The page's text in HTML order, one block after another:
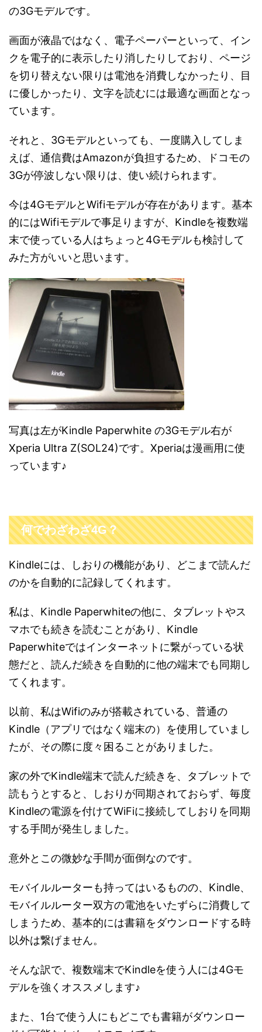
の3Gモデルです。
画面が液晶ではなく、電子ペーパーといって、イン
クを電子的に表示したり消したりしており、ページ
を切り替えない限りは電池を消費しなかったり、目
に優しかったり、文字を読むには最適な画面となっ
ています。
それと、3Gモデルといっても、一度購入してしま
えば、通信費はAmazonが負担するため、ドコモの
3Gが停波しない限りは、使い続けられます。
今は4GモデルとWifiモデルが存在があります。基本
的にはWifiモデルで事足りますが、Kindleを複数端
末で使っている人はちょっと4Gモデルも検討して
みた方がいいと思います。
写真は左がKindle Paperwhite の3Gモデル右が
Xperia Ultra Z(SOL24)です。Xperiaは漫画用に使
っています♪
何でわざわざ4G？
Kindleには、しおりの機能があり、どこまで読んだ
のかを自動的に記録してくれます。
私は、Kindle Paperwhiteの他に、タブレットやス
マホでも続きを読むことがあり、Kindle
Paperwhiteではインターネットに繋がっている状
態だと、読んだ続きを自動的に他の端末でも同期し
てくれます。
以前、私はWifiのみが搭載されている、普通の
Kindle（アプリではなく端末の）を使用していまし
たが、その際に度々困ることがありました。
家の外でKindle端末で読んだ続きを、タブレットで
読もうとすると、しおりが同期されておらず、毎度
Kindleの電源を付けてWiFiに接続してしおりを同期
する手間が発生しました。
意外とこの微妙な手間が面倒なのです。
モバイルルーターも持ってはいるものの、Kindle、
モバイルルーター双方の電池をいたずらに消費して
しまうため、基本的には書籍をダウンロードする時
以外は繋げません。
そんな訳で、複数端末でKindleを使う人には4Gモ
デルを強くオススメします♪
また、1台で使う人にもどこでも書籍がダウンロー